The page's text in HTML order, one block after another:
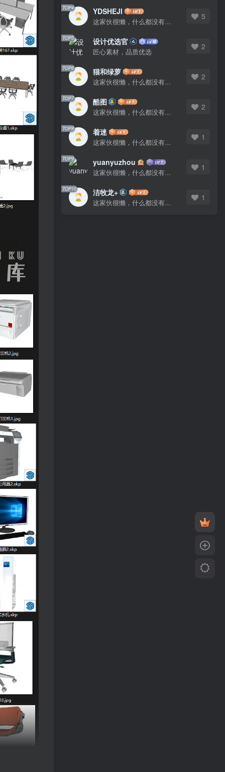
TOP4 YDSHEJI
这家伙很懒，什么都没有写...
5
TOP5 设计优选官
匠心素材，品质优选
2
TOP6 猫和绿萝
这家伙很懒，什么都没有写...
2
TOP7 酷图
这家伙很懒，什么都没有写...
2
TOP8 着迷
这家伙很懒，什么都没有写...
1
TOP9 yuanyuzhou
这家伙很懒，什么都没有写...
1
TOP10 洁牧龙+
这家伙很懒，什么都没有写...
1